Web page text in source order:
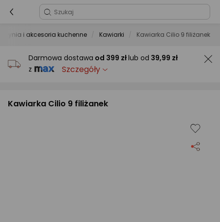
i akcesoria kuchenne Kawiarki Kawiarka Cilio 9 filiżanek
Darmowa dostawa od 399 złlub od 39,99 zł
z
Szczegóły
Kawiarka Cilio 9 filiżanek